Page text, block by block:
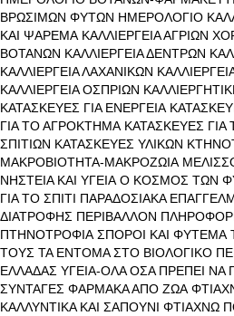
ΒΡΩΣΙΜΩΝ ΦΥΤΩΝ ΗΜΕΡΟΛΟΓΙΟ
ΚΑΙ ΨΑΡΕΜΑ ΚΑΛΛΙΕΡΓΕΙΑ ΑΓΡΙΩΝ
ΒΟΤΑΝΩΝ ΚΑΛΛΙΕΡΓΕΙΑ ΔΕΝΤΡΩΝ
ΚΑΛΛΙΕΡΓΕΙΑ ΛΑΧΑΝΙΚΩΝ
ΚΑΛΛΙΕΡΓΕΙΑ ΟΣΠΡΙΩΝ
ΚΑΤΑΣΚΕΥΕΣ ΓΙΑ ΕΝΕΡΓΕΙΑ
ΓΙΑ ΤΟ ΑΓΡΟΚΤΗΜΑ ΚΑΤΑΣΚΕΥΕΣ ΓΙΑ
ΣΠΙΤΙΩΝ ΚΑΤΑΣΚΕΥΕΣ ΥΛΙΚΩΝ
ΜΑΚΡΟΒΙΟΤΗΤΑ-ΜΑΚΡΟΖΩΙΑ
ΝΗΣΤΕΙΑ ΚΑΙ ΥΓΕΙΑ Ο ΚΟΣΜΟΣ ΤΩΝ
ΓΙΑ ΤΟ ΣΠΙΤΙ ΠΑΡΑΔΟΣΙΑΚΑ
ΔΙΑΤΡΟΦΗΣ ΠΕΡΙΒΑΛΛΟΝ
ΠΤΗΝΟΤΡΟΦΙΑ ΣΠΟΡΟΙ ΚΑΙ ΦΥΤΕΜΑ
ΤΟΥΣ ΤΑ ΕΝΤΟΜΑ ΣΤΟ ΒΙΟΛΟΓΙΚΟ
ΕΛΛΑΔΑΣ ΥΓΕΙΑ-ΟΛΑ ΟΣΑ ΠΡΕΠΕΙ ΝΑ
ΣΥΝΤΑΓΕΣ ΦΑΡΜΑΚΑ ΑΠΟ ΖΩΑ
ΚΑΛΛΥΝΤΙΚΑ ΚΑΙ ΣΑΠΟΥΝΙ ΦΤΙΑΧΝΩ